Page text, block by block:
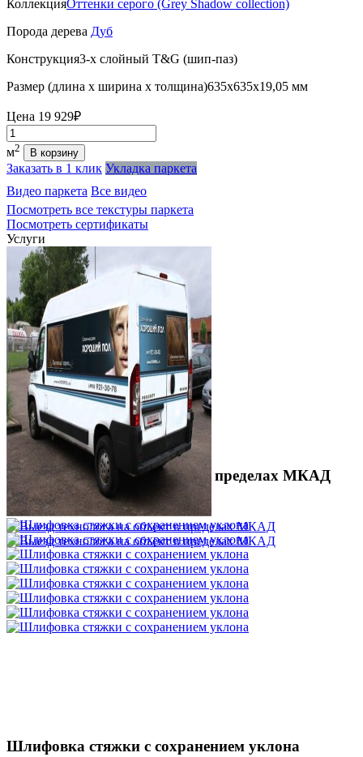
КоллекцияОттенки серого (Grеy Shadow collection)
Порода дерева Дуб
Конструкция3-х слойный T&G (шип-паз)
Размер (длина х ширина х толщина)635х635х19,05 мм
Цена 19 929₽
Количество
м2 В корзину
Заказать в 1 клик Укладка паркета
Видео паркета Все видео
Посмотреть все текстуры паркета
Посмотреть сертификаты
Услуги
Выезд технолога на объект в пределах МКАД
3 500 ₽
Шлифовка стяжки с сохранением уклона